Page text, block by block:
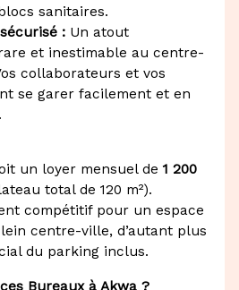
sanitaires.
:Un atout
et inestimable au centre-
collaborateurs et vos
se garer facilement et en
un loyer mensuel de1 200
total de 120 m²).
compétitif pour un espace
centre-ville, d’autant plus
du parking inclus.
Bureaux à Akwa ?